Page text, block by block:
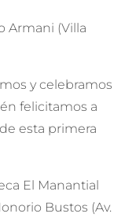
Armani (Villa
y celebramos
felicitamos a
esta primera
El Manantial
Bustos (Av.